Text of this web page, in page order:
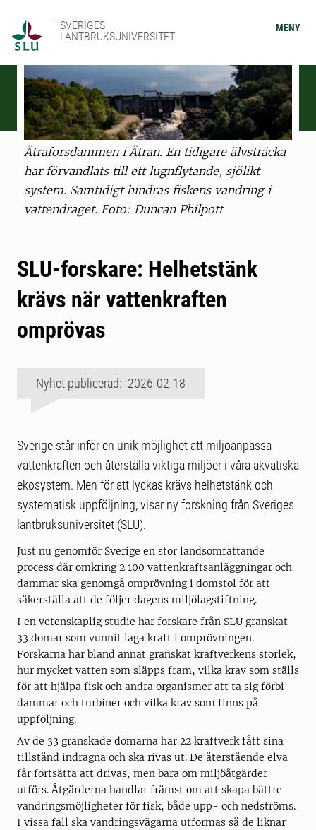
SVERIGES
LANTBRUKSUNIVERSITET
MENY
Ätraforsdammen i Ätran. En tidigare älvsträcka
har förvandlats till ett lugnflytande, sjölikt
system. Samtidigt hindras fiskens vandring i
vattendraget. Foto: Duncan Philpott
SLU-forskare: Helhetstänk
krävs när vattenkraften
omprövas
Nyhet publicerad: 2026-02-18
Sverige står inför en unik möjlighet att miljöanpassa
vattenkraften och återställa viktiga miljöer i våra akvatiska
ekosystem. Men för att lyckas krävs helhetstänk och
systematisk uppföljning, visar ny forskning från Sveriges
lantbruksuniversitet (SLU).
Just nu genomför Sverige en stor landsomfattande
process där omkring 2 100 vattenkraftsanläggningar och
dammar ska genomgå omprövning i domstol för att
säkerställa att de följer dagens miljölagstiftning.
I en vetenskaplig studie har forskare från SLU granskat
33 domar som vunnit laga kraft i omprövningen.
Forskarna har bland annat granskat kraftverkens storlek,
hur mycket vatten som släpps fram, vilka krav som ställs
för att hjälpa fisk och andra organismer att ta sig förbi
dammar och turbiner och vilka krav som finns på
uppföljning.
Av de 33 granskade domarna har 22 kraftverk fått sina
tillstånd indragna och ska rivas ut. De återstående elva
får fortsätta att drivas, men bara om miljöåtgärder
utförs. Åtgärderna handlar främst om att skapa bättre
vandringsmöjligheter för fisk, både upp- och nedströms.
I vissa fall ska vandringsvägarna utformas så de liknar